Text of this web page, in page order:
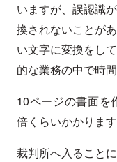
いますが、誤認識
換されないことが
い文字に変換をし
的な業務の中で時
10ページの書面を
倍くらいかかりま
裁判所へ入ること